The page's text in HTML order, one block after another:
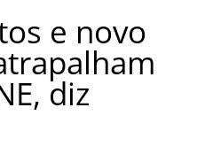
e novo
diz